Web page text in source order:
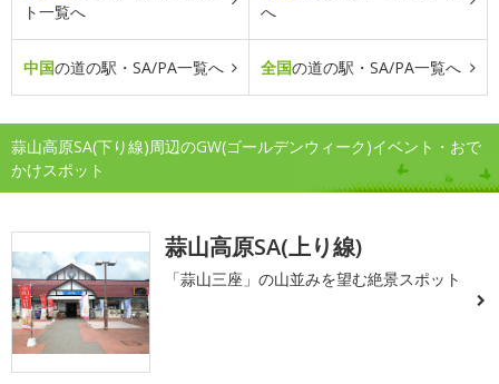
ト一覧へ
へ
中国の道の駅・SA/PA一覧へ 全国の道の駅・SA/PA一覧へ
蒜山高原SA(下り線)周辺のGW(ゴールデンウィーク)イベント・おで
かけスポット
蒜山高原SA(上り線)
「蒜山三座」の山並みを望む絶景スポット